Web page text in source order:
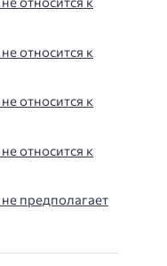
относится к
относится к
относится к
предполагает